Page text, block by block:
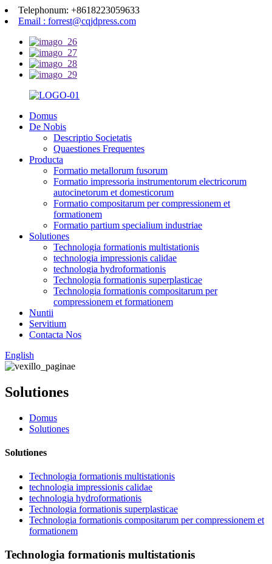
Telephonum: +8618223059633
Email : forrest@cqjdpress.com
Domus
De Nobis
Descriptio Societatis
Quaestiones Frequentes
Producta
Formatio metallorum fusorum
Formatio impressoria instrumentorum electricorum
autocinetorum et domesticorum
Formatio compositarum per compressionem et
formationem
Formatio partium specialium industriae
Solutiones
Technologia formationis multistationis
technologia impressionis calidae
technologia hydroformationis
Technologia formationis superplasticae
Technologia formationis compositarum per
compressionem et formationem
Nuntii
Servitium
Contacta Nos
English
Solutiones
Domus
Solutiones
Solutiones
Technologia formationis multistationis
technologia impressionis calidae
technologia hydroformationis
Technologia formationis superplasticae
Technologia formationis compositarum per compressionem et
formationem
Technologia formationis multistationis